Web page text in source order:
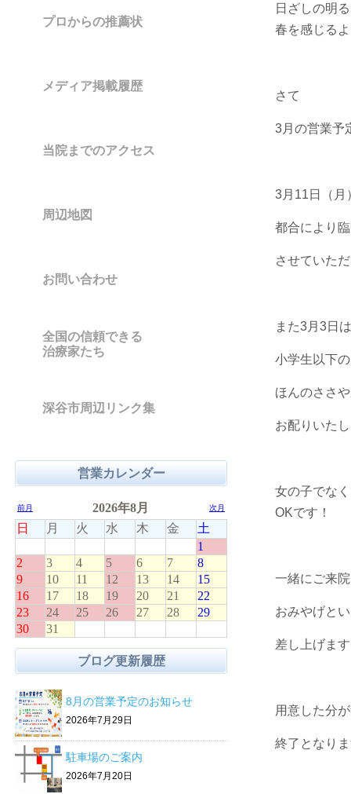
日ざしの明
春を感じる
さて
3月の営業予
3月11日（月
都合により
させていた
また3月3日
小学生以下
ほんのささ
お配りいた
女の子でな
OKです！
一緒にご来
おみやげと
差し上げま
用意した分
終了となり
プロからの推薦状
メディア掲載履歴
当院までのアクセス
周辺地図
お問い合わせ
全国の信頼できる
治療家たち
深谷市周辺リンク集
営業カレンダー
ブログ更新履歴
8月の営業予定のお知らせ
2026年7月29日
駐車場のご案内
2026年7月20日